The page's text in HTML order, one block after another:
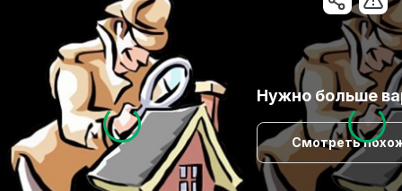
Нужно больше
Смотреть